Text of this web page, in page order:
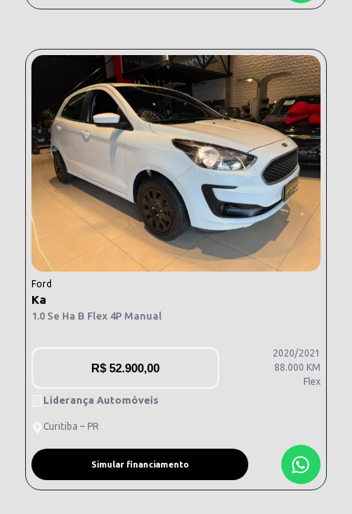
Ford
Ka
1.0 Se Ha B Flex 4P Manual
R$ 52.900,00
2020/2021
88.000 KM
Flex
Liderança Automóveis
Curitiba – PR
Simular financiamento